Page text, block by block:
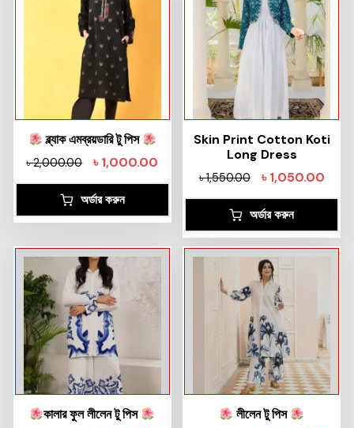
ব্ল্যাক এমব্রয়ডারি টু পিস
৳2,000.00 ৳1,000.00
অর্ডার করুন
Skin Print Cotton Koti
Long Dress
৳1,550.00 ৳1,050.00
অর্ডার করুন
কালার ফুল লীলেন টু পিস লীলেন টু পিস